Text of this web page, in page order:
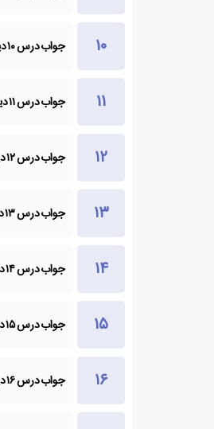
جواب درس ۱۰ دینی یازدهم انسانی ؛ صفحه ۱۲۳، ۱۲۹
جواب درس ۱۱ دینی یازدهم انسانی ؛ صفحه ۱۳۵، ۱۴۰، ۱۴۳
جواب درس ۱۲ دینی یازدهم انسانی ؛ صفحه ۱۵۰
جواب درس ۱۳ دینی یازدهم انسانی ؛ صفحه ۱۵۷، ۱۶۱، ۱۶۵
جواب درس ۱۴ دینی یازدهم انسانی ؛ صفحه ۱۷۱، ۱۷۳، ۱۷۵، ۱۷۶
جواب درس ۱۵ دینی یازدهم انسانی ؛ صفحه ۱۸۳، ۱۸۴، ۱۸۹، ۱۹۱
جواب درس ۱۶ دینی یازدهم انسانی ؛ صفحه ۱۹۷، ۲۰۰، ۲۰۲